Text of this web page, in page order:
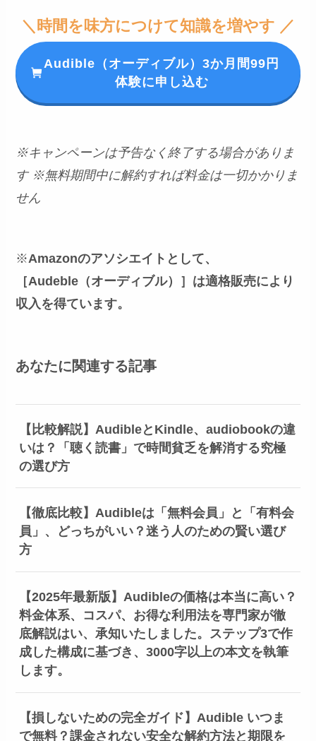
＼時間を味方につけて知識を増やす ／
Audible（オーディブル）3か月間99円
体験に申し込む
※キャンペーンは予告なく終了する場合がありま
す ※無料期間中に解約すれば料金は一切かかりま
せん
※Amazonのアソシエイトとして、
［Audeble（オーディブル）］は適格販売により
収入を得ています。
あなたに関連する記事
【比較解説】AudibleとKindle、audiobookの違
いは？「聴く読書」で時間貧乏を解消する究極
の選び方
【徹底比較】Audibleは「無料会員」と「有料会
員」、どっちがいい？迷う人のための賢い選び
方
【2025年最新版】Audibleの価格は本当に高い？
料金体系、コスパ、お得な利用法を専門家が徹
底解説はい、承知いたしました。ステップ3で作
成した構成に基づき、3000字以上の本文を執筆
します。
【損しないための完全ガイド】Audible いつま
で無料？課金されない安全な解約方法と期限を